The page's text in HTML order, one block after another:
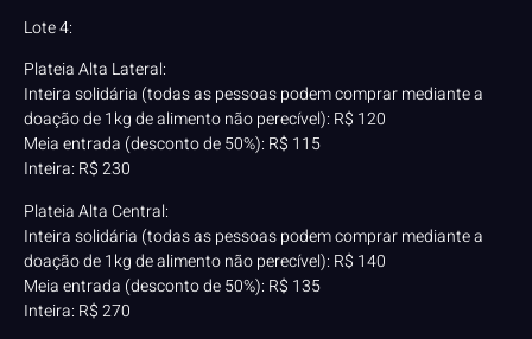
Lote 4:
Plateia Alta Lateral:
Inteira solidária (todas as pessoas podem comprar mediante a
doação de 1kg de alimento não perecível): R$ 120
Meia entrada (desconto de 50%): R$ 115
Inteira: R$ 230
Plateia Alta Central:
Inteira solidária (todas as pessoas podem comprar mediante a
doação de 1kg de alimento não perecível): R$ 140
Meia entrada (desconto de 50%): R$ 135
Inteira: R$ 270